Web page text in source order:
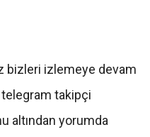
bizleri izlemeye devam
telegram takipçi
altından yorumda